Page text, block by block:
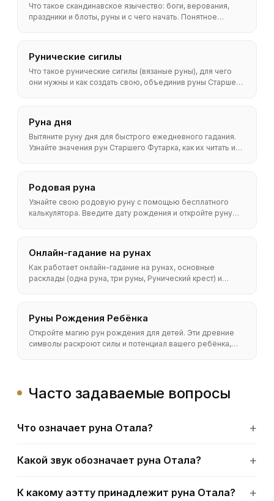
Что такое скандинавское язычество: боги, верования,
праздники и блоты, руны и с чего начать. Понятное
Рунические сигилы
Что такое рунические сигилы (вязаные руны), для чего
они нужны и как создать свою, объединив руны Старшего
Руна дня
Вытяните руну дня для быстрого ежедневного гадания.
Узнайте значения рун Старшего Футарка, как их читать и
Родовая руна
Узнайте свою родовую руну с помощью бесплатного
калькулятора. Введите дату рождения и откройте руну
Онлайн-гадание на рунах
Как работает онлайн-гадание на рунах, основные
расклады (одна руна, три руны, Рунический крест) и
Руны Рождения Ребёнка
Откройте магию рун рождения для детей. Эти древние
символы раскроют силы и потенциал вашего ребёнка,
Часто задаваемые вопросы
Что означает руна Отала?
Какой звук обозначает руна Отала?
К какому аэтту принадлежит руна Отала?